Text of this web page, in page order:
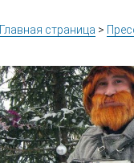
Главная страница >